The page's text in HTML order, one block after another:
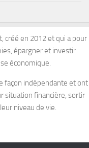
créé en 2012 et qui a pour
épargner et investir
économique.
façon indépendante et ont
situation financière, sortir
niveau de vie.